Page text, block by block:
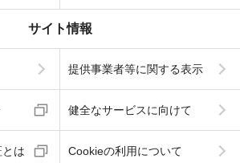
サイト情報
提供事業者等に関する表示
健全なサービスに向けて
は Cookieの利用について